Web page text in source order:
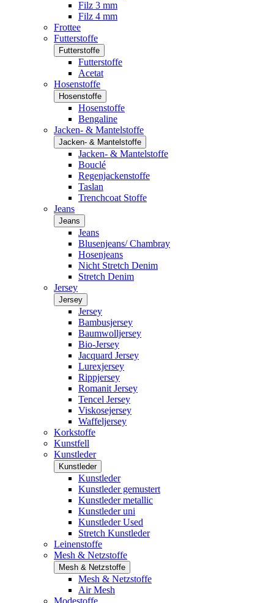
Filz 3 mm
Filz 4 mm
Frottee
Futterstoffe
Futterstoffe
Futterstoffe
Acetat
Hosenstoffe
Hosenstoffe
Hosenstoffe
Bengaline
Jacken- & Mantelstoffe
Jacken- & Mantelstoffe
Jacken- & Mantelstoffe
Bouclé
Regenjackenstoffe
Taslan
Trenchcoat Stoffe
Jeans
Jeans
Jeans
Blusenjeans/ Chambray
Hosenjeans
Nicht Stretch Denim
Stretch Denim
Jersey
Jersey
Jersey
Bambusjersey
Baumwolljersey
Bio-Jersey
Jacquard Jersey
Lurexjersey
Rippjersey
Romanit Jersey
Tencel Jersey
Viskosejersey
Waffeljersey
Korkstoffe
Kunstfell
Kunstleder
Kunstleder
Kunstleder
Kunstleder gemustert
Kunstleder metallic
Kunstleder uni
Kunstleder Used
Stretch Kunstleder
Leinenstoffe
Mesh & Netzstoffe
Mesh & Netzstoffe
Mesh & Netzstoffe
Air Mesh
Modestoffe